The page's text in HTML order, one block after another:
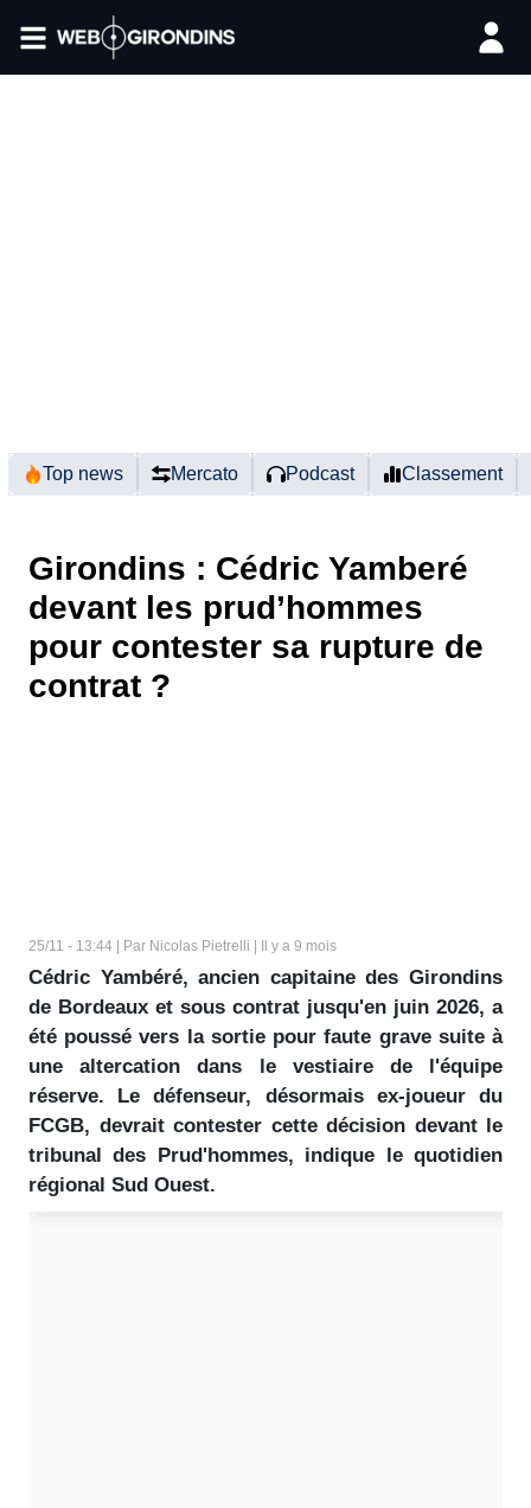
Top news Mercato Podcast Classement
Girondins : Cédric Yamberé
devant les prud’hommes
pour contester sa rupture de
contrat ?
25/11 - 13:44 | Par Nicolas Pietrelli | Il y a 9 mois
Cédric Yambéré, ancien capitaine des Girondins
de Bordeaux et sous contrat jusqu'en juin 2026, a
été poussé vers la sortie pour faute grave suite à
une altercation dans le vestiaire de l'équipe
réserve. Le défenseur, désormais ex-joueur du
FCGB, devrait contester cette décision devant le
tribunal des Prud'hommes, indique le quotidien
régional Sud Ouest.